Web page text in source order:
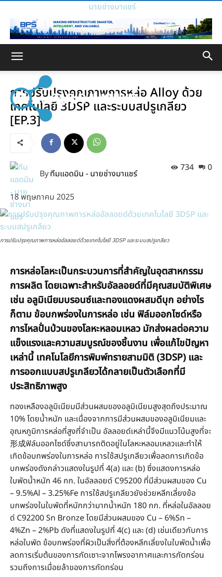
นายช่างมาแชร์
การปรับปรุงคุณภาพการหล่อ Alloy ด้วย
เทคโนโลยี 3DSP และระบบสปรูเกลียว
[EP.3]
0
734
Byทีมแอดมิน - นายช่างมาแชร์
18 พฤษภาคม 2025
การปรับปรุงคุณภาพการหล่ออัลลอยด์ด้วยเทคโนโลยี 3DSP และระบบสปรูเกลียว
การหล่อโลหะเป็นกระบวนการที่สำคัญในอุตสาหกรรม
การผลิต โดยเฉพาะสำหรับอัลลอยด์ที่มีคุณสมบัติพิเศษ
เช่น อลูมิเนียมบรอนซ์และทองแดงผสมดีบุก อย่างไร
ก็ตาม ข้อบกพร่องในการหล่อ เช่น ฟิล์มออกไซด์หรือ
การไหลปั่นป่วนของโลหะหลอมเหลว มักส่งผลต่อความ
แข็งแรงและความสมบูรณ์ของชิ้นงาน เพื่อแก้ไขปัญหา
เหล่านี้ เทคโนโลยีการพิมพ์ทรายสามมิติ (3DSP) และ
การออกแบบสปรูเกลียวได้กลายเป็นตัวเลือกที่มี
ประสิทธิภาพสูง
ทองเหลืองอลูมิเนียมมีส่วนผสมของอลูมิเนียมสูงสุดถึงประมาณ
10% โดยน้ำหนัก และเนื่องจากการมีส่วนผสมของอลูมิเนียมและ
อุณหภูมิการหล่อที่สูงที่จำเป็น อัลลอยด์เหล่านี้จึงมีแนวโน้มสูงที่จะ
形成ฟิล์มออกไซด์ซึ่งสามารถติดอยู่ในโลหะหลอมเหลวและทำให้
เกิดข้อบกพร่องในการหล่อ การใช้สปรูเกลียวเพื่อลดการเกิดข้อ
บกพร่องดังกล่าวแสดงในรูปที่ 4(a) และ (b) ซึ่งแสดงการหล่อ
ใบพัดน้ำหนัก 46 กก. ในอัลลอยด์ C95200 ที่มีส่วนผสมของ Cu
– 9.5%Al – 3.25%Fe การใช้สปรูเกลียวยังช่วยหลีกเลี่ยงข้อ
บกพร่องในใบพัดที่หนักกว่ามากน้ำหนัก 180 กก. ที่หล่อในอัลลอย
ด์ C92200 Sn Bronze โดยมีส่วนผสมของ Cu – 6%Sn –
4%Zn – 2%Pb ดังที่แสดงในรูปที่ 4(c) และ (d) เช่นเดียวกับการ
หล่อใบพัด ข้อบกพร่องที่ผิวเป็นสิ่งที่ต้องหลีกเลี่ยงในใบพัดน้ำเพื่อ
ลดการเริ่มต้นของการกัดเซาะจากโพรงอากาศและการกัดกร่อน
รวมถึงการเมื่อยล้าของการกัดกร่อน